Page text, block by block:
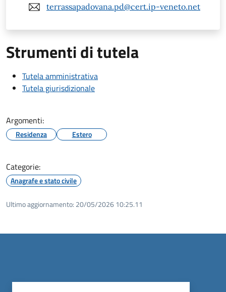
terrassapadovana.pd@cert.ip-veneto.net
Strumenti di tutela
Tutela amministrativa
Tutela giurisdizionale
Argomenti:
Residenza Estero
Categorie:
Anagrafe e stato civile
Ultimo aggiornamento: 20/05/2026 10:25.11